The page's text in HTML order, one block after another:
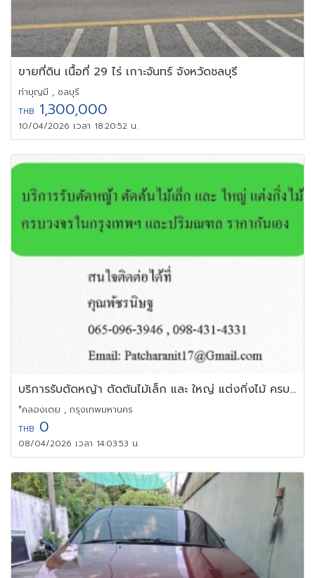
ขายที่ดิน เนื้อที่ 29 ไร่ เกาะจันทร์ จังหวัดชลบุรี
ท่าบุญมี , ชลบุรี
THB 1,300,000
10/04/2026 เวลา 18:20:52 น.
บริการรับตัดหญ้า ตัดต้นไม้เล็ก และ ใหญ่ แต่งกิ่งไม้ ครบวงจรในกรุง
*คลองเตย , กรุงเทพมหานคร
THB 0
08/04/2026 เวลา 14:03:53 น.